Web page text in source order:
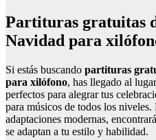
Partituras gratuitas
Navidad para
Si estás buscando partituras
para xilófono, has llegado al
perfectos para alegrar tus
para músicos de todos los niveles.
adaptaciones modernas,
se adaptan a tu estilo y habilidad.